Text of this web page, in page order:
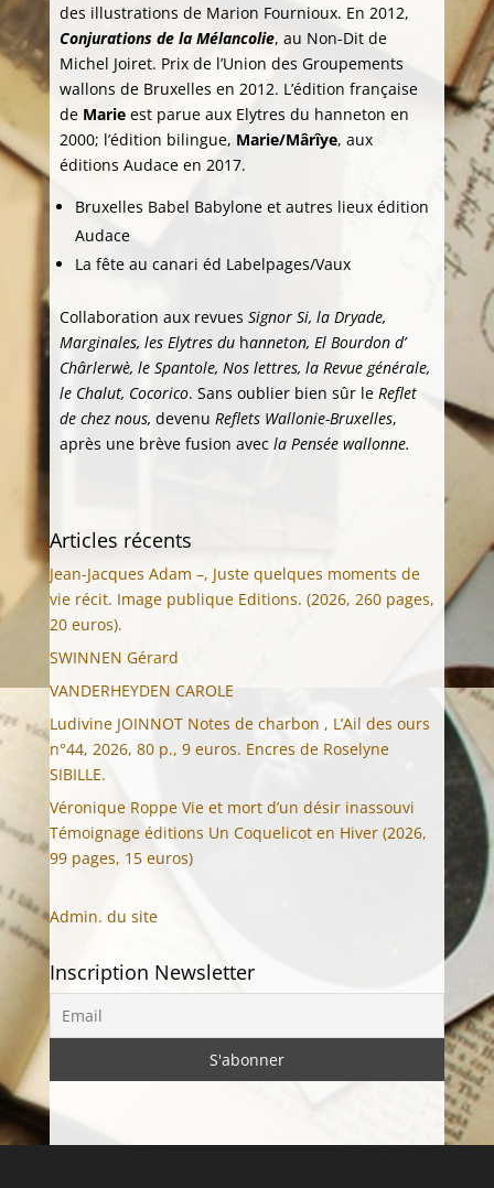
des illustrations de Marion Fournioux. En 2012,
Conjurations de la Mélancolie, au Non-Dit de
Michel Joiret. Prix de l’Union des Groupements
wallons de Bruxelles en 2012. L’édition française
deMarieest parue aux Elytres du hanneton en
2000; l’édition bilingue, Marie/Mârîye, aux
éditions Audace en 2017.
Bruxelles Babel Babylone et autres lieux édition
Audace
La fête au canari éd Labelpages/Vaux
Collaboration aux revues Signor Si, la Dryade,
Marginales, les Elytres duhanneton, El Bourdon d’
Chârlerwè, le Spantole, Nos lettres, la Revue générale,
le Chalut, Cocorico. Sans oublier bien sûr le Reflet
de chez nous, devenu Reflets Wallonie-Bruxelles,
après une brève fusion avec la Pensée wallonne.
Articles récents
Jean-Jacques Adam –, Juste quelques moments de
vie récit. Image publique Editions. (2026, 260 pages,
20 euros).
SWINNEN Gérard
VANDERHEYDEN CAROLE
Ludivine JOINNOT Notes de charbon , L’Ail des ours
n°44, 2026, 80 p., 9 euros. Encres de Roselyne
SIBILLE.
Véronique Roppe Vie et mort d’un désir inassouvi
Témoignage éditions Un Coquelicot en Hiver (2026,
99 pages, 15 euros)
Admin. du site
Inscription Newsletter